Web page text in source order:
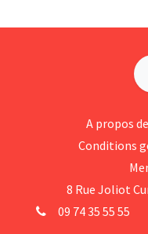
A p​ropos
Conditions
8 Rue Jol​iot
09 74 35 55 55